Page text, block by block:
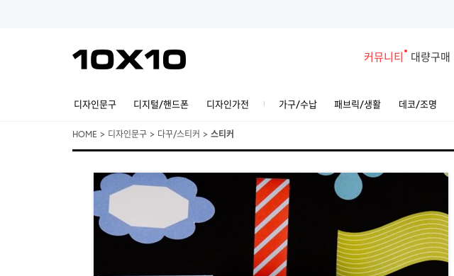
커뮤니티 대량구매
디자인문구 디지털/핸드폰 디자인가전 가구/수납 패브릭/생활 데코/조명
HOME > 디자인문구 > 다꾸/스티커 > 스티커